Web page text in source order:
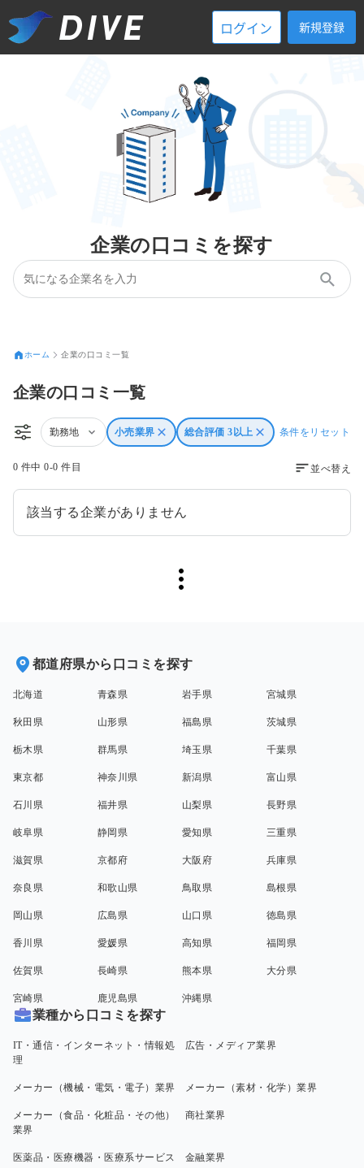
ログイン 新規登録
企業の口コミを探す
ホーム 企業の口コミ一覧
企業の口コミ一覧
勤務地 小売業界 総合評価 3以上 条件をリセット
0 件中 0-0 件目 並べ替え
該当する企業がありません
都道府県から口コミを探す
北海道 青森県 岩手県 宮城県
秋田県 山形県 福島県 茨城県
栃木県 群馬県 埼玉県 千葉県
東京都 神奈川県 新潟県 富山県
石川県 福井県 山梨県 長野県
岐阜県 静岡県 愛知県 三重県
滋賀県 京都府 大阪府 兵庫県
奈良県 和歌山県 鳥取県 島根県
岡山県 広島県 山口県 徳島県
香川県 愛媛県 高知県 福岡県
佐賀県 長崎県 熊本県 大分県
宮崎県 鹿児島県 沖縄県
業種から口コミを探す
IT・通信・インターネット・情報処
理
広告・メディア業界
メーカー（機械・電気・電子）業界 メーカー（素材・化学）業界
メーカー（食品・化粧品・その他）
業界
商社業界
医薬品・医療機器・医療系サービス 金融業界